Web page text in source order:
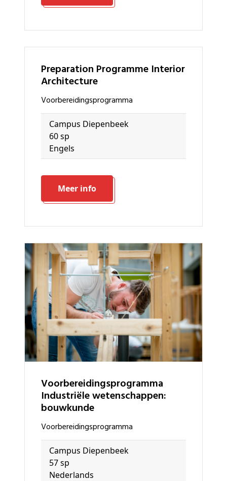
Preparation Programme Interior
Architecture
voorbereidingsprogramma
Campus Diepenbeek
60 sp
Engels
Meer info
voorbereidingsprogramma
Industriële wetenschappen:
bouwkunde
voorbereidingsprogramma
Campus Diepenbeek
57 sp
Nederlands